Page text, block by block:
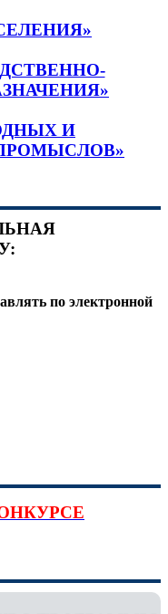
И
по электронной